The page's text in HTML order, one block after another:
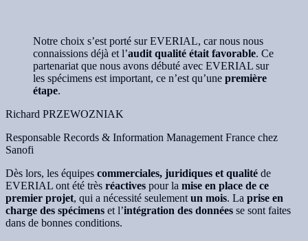
Notre choix s’est porté sur EVERIAL, car nous nous
connaissions déjà et l’audit qualité était favorable. Ce
partenariat que nous avons débuté avec EVERIAL sur
les spécimens est important, ce n’est qu’une première
étape.
Richard PRZEWOZNIAK
Responsable Records & Information Management France chez
Sanofi
Dès lors, les équipes commerciales, juridiques et qualité de
EVERIAL ont été très réactives pour la mise en place de ce
premier projet, qui a nécessité seulementun mois. La prise en
charge des spécimens et l’intégration des données se sont faites
dans de bonnes conditions.